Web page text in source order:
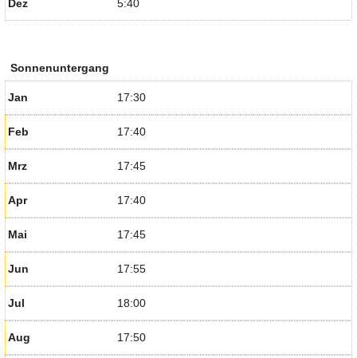
Dez 5:40
Sonnenuntergang
Jan 17:30
Feb 17:40
Mrz 17:45
Apr 17:40
Mai 17:45
Jun 17:55
Jul 18:00
Aug 17:50